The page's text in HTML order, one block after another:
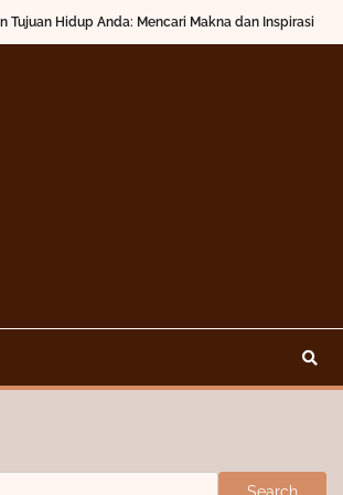
Makna dan Inspirasi Mengenal Apa Itu